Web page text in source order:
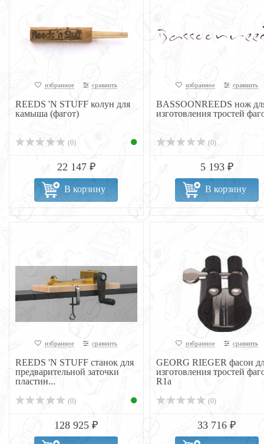
избранное сравнить
REEDS 'N STUFF колун для
камыша (фагот)
(0)
22 147 ₽
В корзину
избранное сравнить
BASSOONREEDS нож
изготовления тростей
(0)
5 193 ₽
В корзину
избранное сравнить
REEDS 'N STUFF станок для
предварительной заточки
пластин...
(0)
128 925 ₽
избранное сравнить
GEORG RIEGER фасон
изготовления тростей
R1a
(0)
33 716 ₽